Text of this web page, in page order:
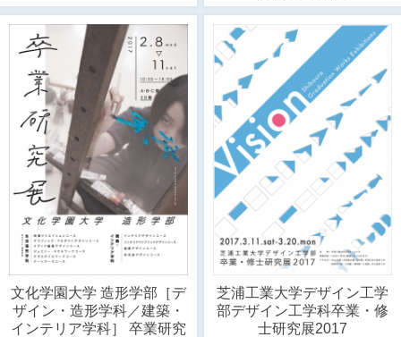
文化学園大学 造形学部［デ
ザイン・造形学科／建築・
インテリア学科］ 卒業研究
芝浦工業大学デザイン工学
部デザイン工学科卒業・修
士研究展2017